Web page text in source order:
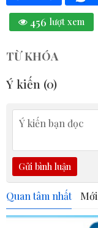
456 lượt xem
TỪ KHÓA
Ý kiến (0)
Gửi bình luận
Quan tâm nhất